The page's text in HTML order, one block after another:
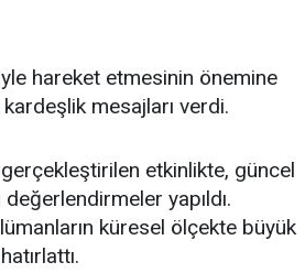
hareket etmesinin önemine
mesajları verdi.
etkinlikte, güncel
yapıldı.
küresel ölçekte büyük